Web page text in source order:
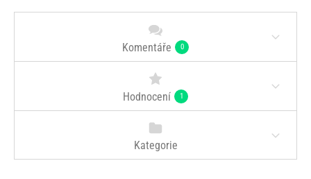
Komentáře 0
Hodnocení 1
Kategorie